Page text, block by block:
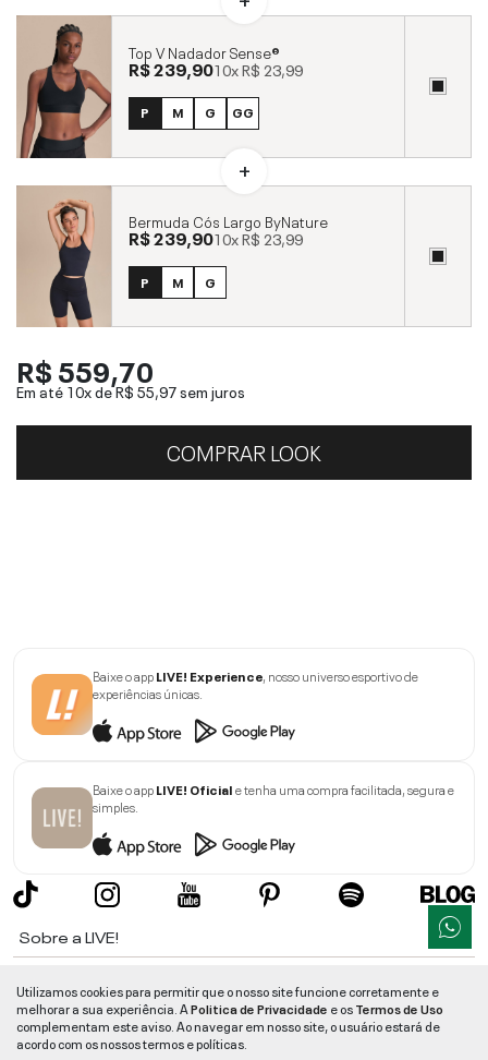
Top V Nadador Sense®
R$ 239,9010xR$ 23,99
P M G GG
Bermuda Cós Largo ByNature
R$ 239,9010xR$ 23,99
P M G
R$ 559,70
Em até 10x deR$ 55,97sem juros
COMPRAR LOOK
Baixe o appLIVE! Experience, nosso universo esportivo de
experiências únicas.
Baixe o appLIVE! Oficiale tenha uma compra facilitada, segura e
simples.
Sobre a LIVE!
Informações
Utilizamos cookies para permitir que o nosso site funcione corretamente e
melhorar a sua experiência. APolitica de Privacidade e osTermos de Uso
complementam este aviso. Ao navegar em nosso site, o usuário estará de
acordo com os nossos termos e políticas.